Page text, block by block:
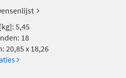
5,45
18
20,85 x 18,26